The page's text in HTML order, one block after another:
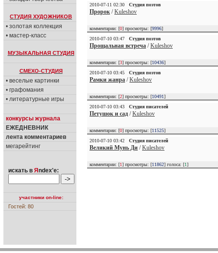
СТУДИЯ ХУДОЖНИКОВ
• золотая коллекция
• мастер-класс
МУЗЫКАЛЬНАЯ СТУДИЯ
СМЕХО-СТУДИЯ
• веселые картинки
• графомания
• литературные игры
конкурсы журнала
ЕЖЕДНЕВНИК
лента комментариев
мегарейтинг
искать в Я ndex'е:
участники on-line:
Гостей: 80
2010-07-11 02:30
Студия поэтов
Пророк /Kuleshov
комментарии: [0] просмотры: [9996]
2010-07-10 03:47
Студия поэтов
Прощальная встреча /Kuleshov
комментарии: [3] просмотры: [10436]
2010-07-10 03:45
Студия поэтов
Рамки жанра /Kuleshov
комментарии: [2] просмотры: [10491]
2010-07-10 03:43
Студия писателей
Петушок и сад /Kuleshov
комментарии: [0] просмотры: [11525]
2010-07-10 03:42
Студия писателей
Великий Мунь Ди /Kuleshov
комментарии: [1] просмотры: [11862] голоса: [1]